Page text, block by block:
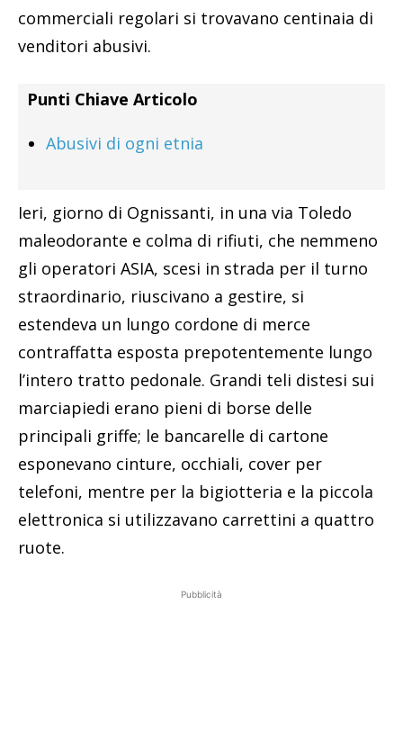
commerciali regolari si trovavano centinaia di
venditori abusivi.
Punti Chiave Articolo
Abusivi di ogni etnia
Ieri, giorno di Ognissanti, in una via Toledo
maleodorante e colma di rifiuti, che nemmeno
gli operatori ASIA, scesi in strada per il turno
straordinario, riuscivano a gestire, si
estendeva un lungo cordone di merce
contraffatta esposta prepotentemente lungo
l’intero tratto pedonale. Grandi teli distesi sui
marciapiedi erano pieni di borse delle
principali griffe; le bancarelle di cartone
esponevano cinture, occhiali, cover per
telefoni, mentre per la bigiotteria e la piccola
elettronica si utilizzavano carrettini a quattro
ruote.
Pubblicità